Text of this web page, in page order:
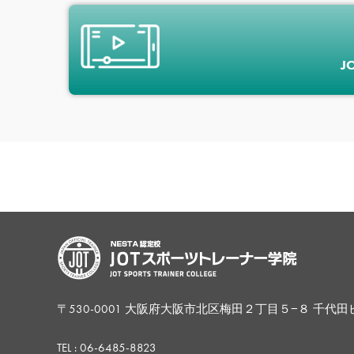
〒530-0001 大阪府大阪市北区梅田２丁目５−８ 千代田
TEL : 06-6485-8823